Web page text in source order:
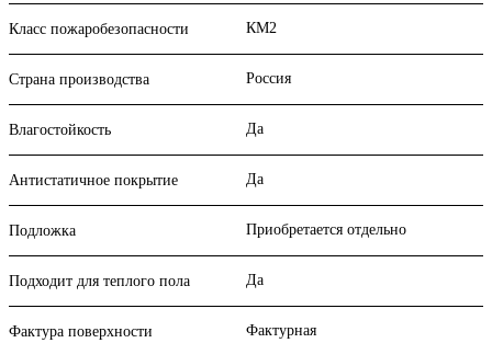
Класс пожаробезопасности КМ2
Страна производства Россия
Влагостойкость Да
Антистатичное покрытие Да
Подложка Приобретается отдельно
Подходит для теплого пола Да
Фактура поверхности Фактурная